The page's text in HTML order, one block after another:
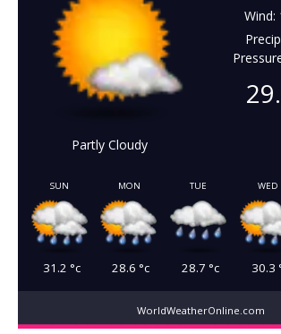
Partly Cloudy
Wind:
SUN
31.2 °c
MON
28.6 °c
TUE
28.7 °c
WED
30.3
WorldWeatherOnline.com